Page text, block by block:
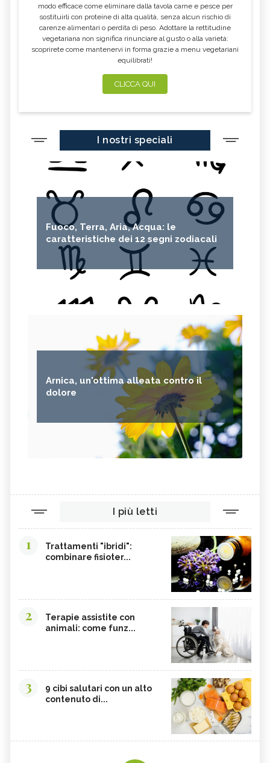
modo efficace come eliminare dalla tavola carne e pesce per
sostituirli con proteine di alta qualità, senza alcun rischio di
carenze alimentari o perdita di peso. Adottare la rettitudine
vegetariana non significa rinunciare al gusto o alla varietà:
scoprirete come mantenervi in forma grazie a menu vegetariani
equilibrati!
CLICCA QUI
I nostri speciali
Fuoco, Terra, Aria, Acqua: le
caratteristiche dei 12 segni zodiacali
Arnica, un'ottima alleata contro il
dolore
I più letti
1
Trattamenti "ibridi":
combinare fisioter...
2
Terapie assistite con
animali: come funz...
3
9 cibi salutari con un alto
contenuto di...